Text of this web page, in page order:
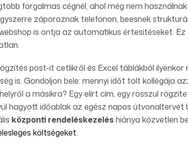
forgalmas cégnél, ahol még nem
záporoznak telefonon, beesnek
is ontja az automatikus értesítéseket.
post-it cetlikről és Excel táblákból ilyenkor
is. Gondoljon bele: mennyi időt tölt kollégája
a másikra? Egy elírt cím, egy rosszul
hagyott időablak az egész napos útvonaltervet
központi rendeléskezeléshiánya közvetlen
költségeket.